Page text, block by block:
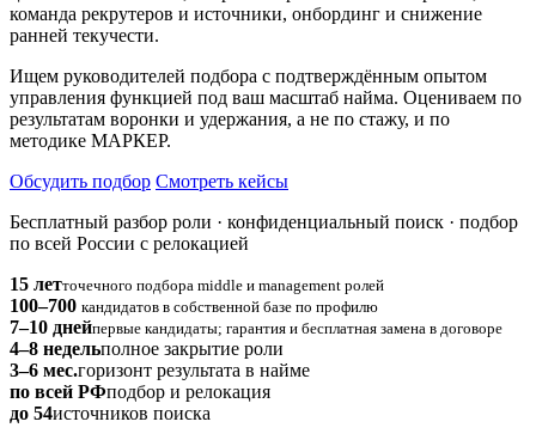
команда рекрутеров и источники, онбординг и снижение
ранней текучести.
Ищем руководителей подбора с подтверждённым опытом
управления функцией под ваш масштаб найма. Оцениваем по
результатам воронки и удержания, а не по стажу, и по
методике МАРКЕР.
Обсудить подбор Смотреть кейсы
Бесплатный разбор роли · конфиденциальный поиск · подбор
по всей России с релокацией
15 летточечного подбора middle и management ролей
100–700 кандидатов в собственной базе по профилю
7–10 днейпервые кандидаты; гарантия и бесплатная замена в договоре
4–8 недельполное закрытие роли
3–6 мес.горизонт результата в найме
по всей РФподбор и релокация
до 54источников поиска